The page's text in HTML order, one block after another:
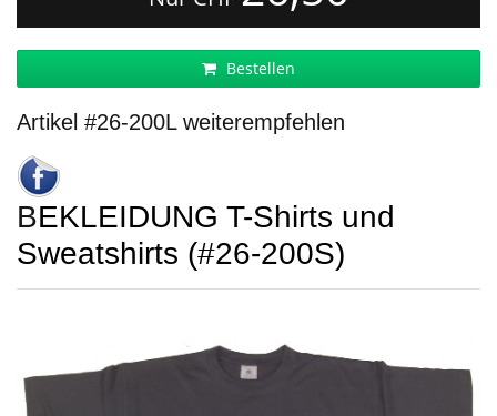
Bestellen
Artikel #26-200L weiterempfehlen
BEKLEIDUNG T-Shirts und
Sweatshirts (#26-200S)